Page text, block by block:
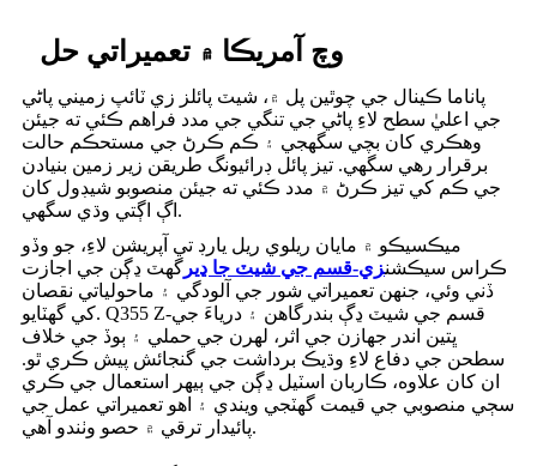
وچ آمريڪا ۾ تعميراتي حل
پاناما ڪينال جي چوٿين پل ۾، شيٽ پائلز زي ٽائپ زميني پاڻي
جي اعليٰ سطح لاءِ پاڻي جي تنگي جي مدد فراهم ڪئي ته جيئن
وهڪري کان بچي سگهجي ۽ ڪم ڪرڻ جي مستحڪم حالت
برقرار رهي سگهي. تيز پائل ڊرائيونگ طريقن زير زمين بنيادن
جي ڪم کي تيز ڪرڻ ۾ مدد ڪئي ته جيئن منصوبو شيڊول کان
اڳ اڳتي وڌي سگهي.
ميڪسيڪو ۾ مايان ريلوي ريل يارڊ تي آپريشن لاءِ، جو وڏو
ڪراس سيڪشنزي-قسم جي شيٽ جا ڍير گهٽ ڍڳن جي اجازت
ڏني وئي، جنهن تعميراتي شور جي آلودگي ۽ ماحولياتي نقصان
کي گهٽايو. Q355 Z-قسم جي شيٽ ڍڳ بندرگاهن ۽ درياءَ جي
ڀتين اندر جهازن جي اثر، لهرن جي حملي ۽ ٻوڏ جي خلاف
سطحن جي دفاع لاءِ وڌيڪ برداشت جي گنجائش پيش ڪري ٿو.
ان کان علاوه، ڪاربان اسٽيل ڍڳن جي ٻيهر استعمال جي ڪري
سڄي منصوبي جي قيمت گهٽجي ويندي ۽ اهو تعميراتي عمل جي
پائيدار ترقي ۾ حصو وٺندو آهي.